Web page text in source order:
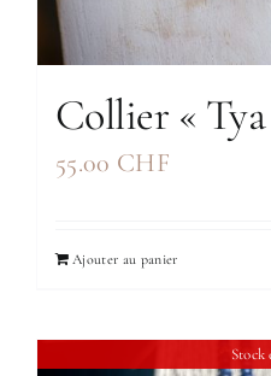
Collier «
55.00 CHF
Ajouter au panier
Stock